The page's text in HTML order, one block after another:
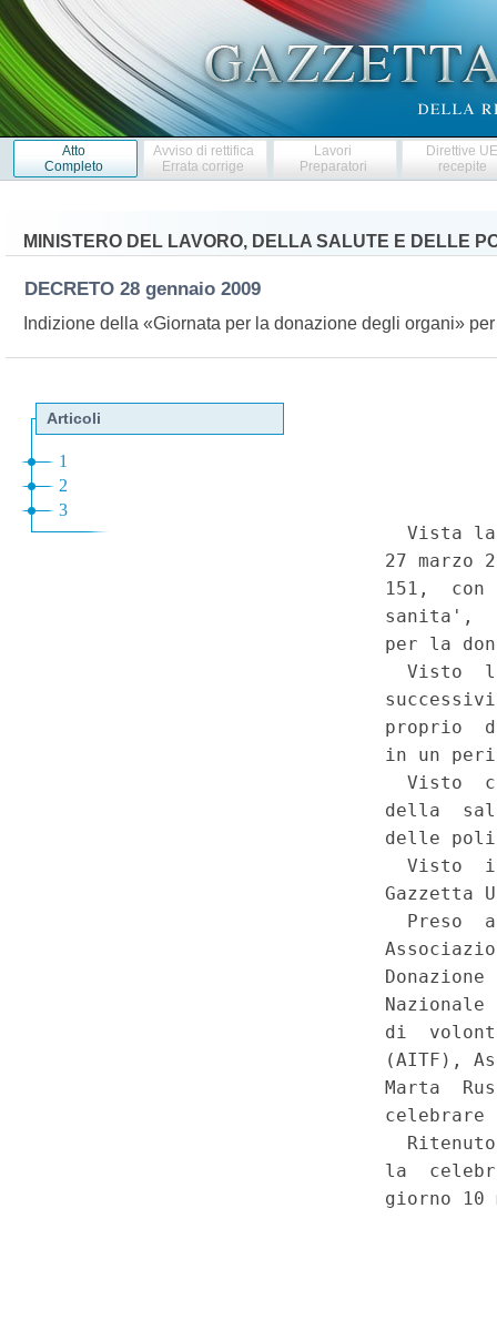
Atto
Completo
Avviso di rettifica
Errata corrige
Lavori
Preparatori
Direttive
recepite
MINISTERO DEL LAVORO, DELLA SALUTE E DELLE
DECRETO 28 gennaio 2009
Indizione della «Giornata per la donazione degli organi»